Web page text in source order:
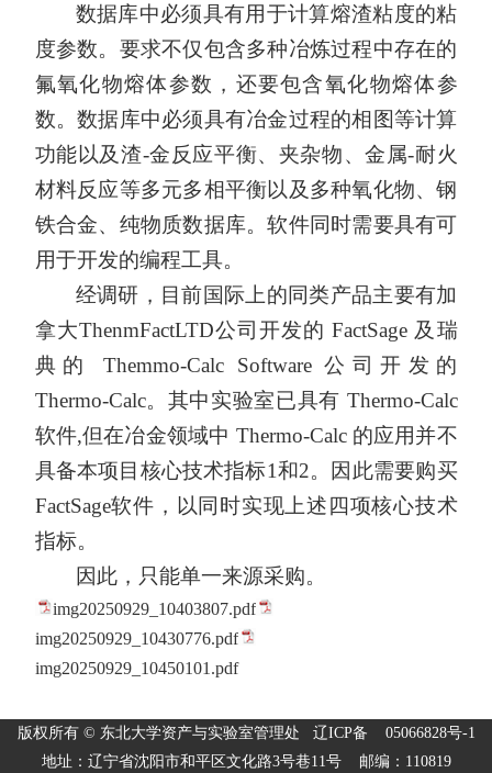
数据库中必须具有用于计算熔渣粘度的粘
度参数。要求不仅包含多种冶炼过程中存在的
氟氧化物熔体参数，还要包含氧化物熔体参
数。数据库中必须具有冶金过程的相图等计算
功能以及渣-金反应平衡、夹杂物、金属-耐火
材料反应等多元多相平衡以及多种氧化物、钢
铁合金、纯物质数据库。软件同时需要具有可
用于开发的编程工具。
经调研，目前国际上的同类产品主要有加
拿大ThenmFactLTD公司开发的 FactSage 及瑞
典的 Themmo-Calc Software 公司开发的
Thermo-Calc。其中实验室已具有 Thermo-Calc
软件,但在冶金领域中 Thermo-Calc 的应用并不
具备本项目核心技术指标1和2。因此需要购买
FactSage软件，以同时实现上述四项核心技术
指标。
因此，只能单一来源采购。
img20250929_10403807.pdf
img20250929_10430776.pdf
img20250929_10450101.pdf
版权所有 © 东北大学资产与实验室管理处 辽ICP备 05066828号-1
地址：辽宁省沈阳市和平区文化路3号巷11号 邮编：110819